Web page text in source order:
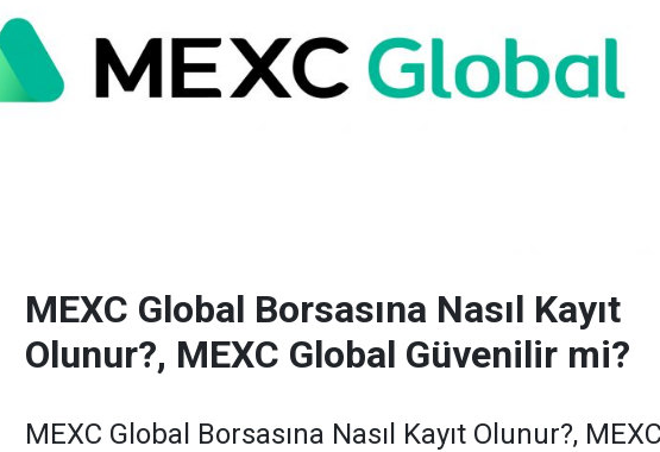
MEXC Global Borsasına Nasıl Kayıt
Olunur?, MEXC Global Güvenilir mi?
MEXC Global Borsasına Nasıl Kayıt Olunur?, MEXC